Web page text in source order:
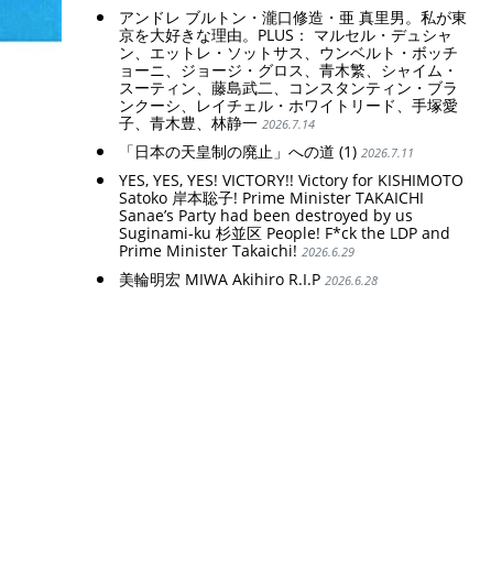
アンドレ ブルトン・瀧口修造・亜 真里男。私が東
京を大好きな理由。PLUS： マルセル・デュシャ
ン、エットレ・ソットサス、ウンベルト・ボッチ
ョーニ、ジョージ・グロス、青木繁、シャイム・
スーティン、藤島武二、コンスタンティン・ブラ
ンクーシ、レイチェル・ホワイトリード、手塚愛
子、青木豊、林静一 2026.7.14
「日本の天皇制の廃止」への道 (1) 2026.7.11
YES, YES, YES! VICTORY!! Victory for KISHIMOTO
Satoko 岸本聡子! Prime Minister TAKAICHI
Sanae’s Party had been destroyed by us
Suginami-ku 杉並区 People! F*ck the LDP and
Prime Minister Takaichi! 2026.6.29
美輪明宏 MIWA Akihiro R.I.P 2026.6.28